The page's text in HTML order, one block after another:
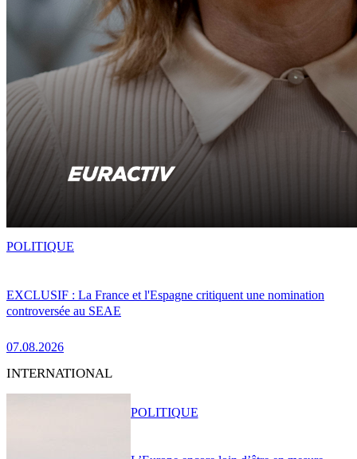
EXCLUSIF : La France et l'Espagne critiquent une nomination
controversée au SEAE
07.08.2026
POLITIQUE
INTERNATIONAL
POLITIQUE